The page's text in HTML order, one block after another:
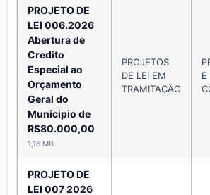
PROJETO DE
LEI 006.2026
Abertura de
Credito
Especial ao
Orçamento
Geral do
Municipio de
R$80.000,00
1,16 MB
PROJETOS
DE LEI EM
TRAMITAÇÃO
E
PROJETO DE
LEI 007 2026